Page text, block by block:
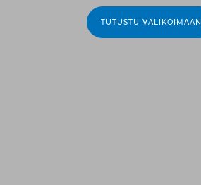
TUTUSTU VALIKOIMAAN